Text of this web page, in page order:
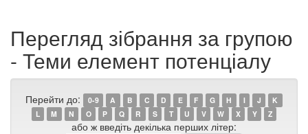
Перегляд зібрання за групою
- Теми елемент потенціалу
Перейти до: 0-9 A B C D E F G H I J
K
L
M N O P Q R S T U V W X Y Z
або ж введіть декілька перших літер: